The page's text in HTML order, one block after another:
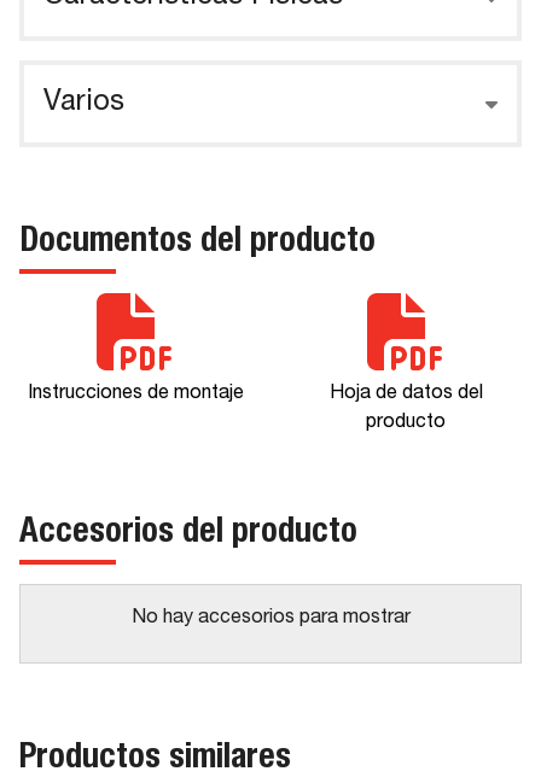
Varios
Documentos del producto
Instrucciones de montaje
Hoja de datos del
producto
Accesorios del producto
No hay accesorios para mostrar
Productos similares